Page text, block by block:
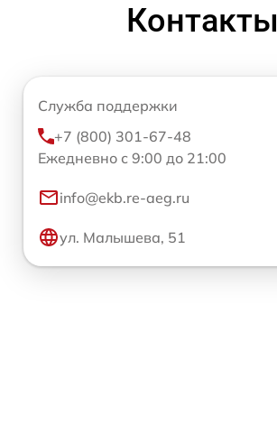
Контакты
Служба поддержки
+7 (800) 301-67-48
Ежедневно с 9:00 до 21:00
info@ekb.re-aeg.ru
ул. Малышева, 51